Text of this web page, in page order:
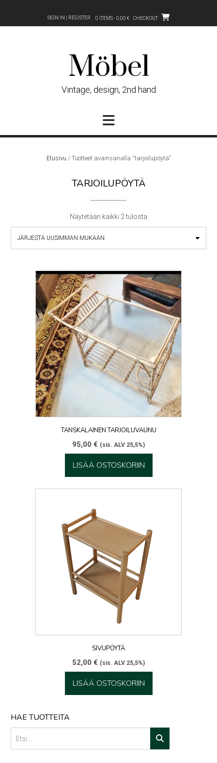
content
SIGN IN | REGISTER 0 ITEMS - 0,00 € CHECKOUT
Möbel
Vintage, design, 2nd hand
Etusivu / Tuotteet avainsanalla “tarjoilupöytä”
TARJOILUPÖYTÄ
Näytetään kaikki 2 tulosta
by
TANSKALAINEN TARJOILUVAUNU
95,00 € (sis. ALV 25,5%)
LISÄÄ OSTOSKORIIN
SIVUPÖYTÄ
52,00 € (sis. ALV 25,5%)
LISÄÄ OSTOSKORIIN
HAE TUOTTEITA